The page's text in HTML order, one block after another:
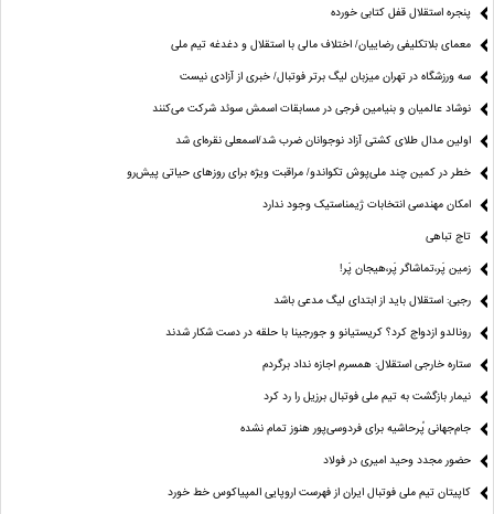
پنجره‌ استقلال قفل کتابی خورده
معمای بلاتکلیفی رضاییان/ اختلاف مالی با استقلال و دغدغه تیم ملی
سه ورزشگاه در تهران میزبان لیگ برتر فوتبال/ خبری از آزادی نیست
نوشاد عالمیان و بنیامین فرجی در مسابقات اسمش سوئد شرکت می‌کنند
اولین مدال طلای کشتی آزاد نوجوانان ضرب شد/اسمعلی نقره‌ای شد
خطر در کمین چند ملی‌پوش تکواندو/ مراقبت ویژه برای روزهای حیاتی پیش‌رو
امکان مهندسی انتخابات ژیمناستیک وجود ندارد
تاج تباهی
زمین پَر،تماشاگر پَر،هیجان پَر!
رجبی: استقلال باید از ابتدای لیگ مدعی باشد
رونالدو ازدواج کرد؟ کریستیانو و جورجینا با حلقه در دست شکار شدند
ستاره خارجی استقلال: همسرم اجازه نداد برگردم
نیمار بازگشت به تیم ملی فوتبال برزیل را رد کرد
جام‌جهانی پُرحاشیه برای فردوسی‌پور هنوز تمام نشده
حضور مجدد وحید امیری در فولاد
کاپیتان تیم ملی فوتبال ایران از فهرست اروپایی المپیاکوس خط خورد